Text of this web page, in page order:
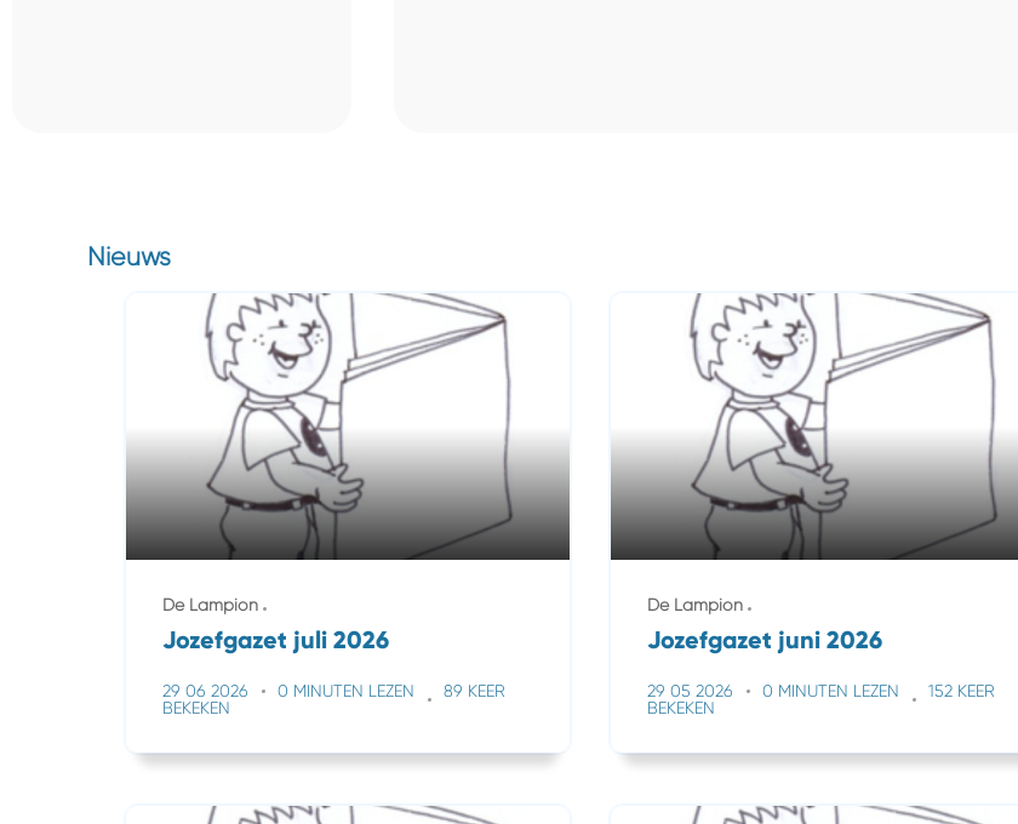
Nieuws
De Lampion
Jozefgazet juli 2026
29 06 2026 0 MINUTEN LEZEN
89 KEER
BEKEKEN
De Lampion
Jozefgazet juni 2026
29 05 2026 0 MINUTEN LEZEN
152 KEER
BEKEKEN